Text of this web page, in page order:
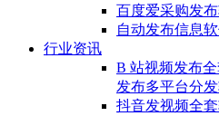
百度爱采购发
自动发布信息
行业资讯
B 站视频发布
发布多平台分
抖音发视频全